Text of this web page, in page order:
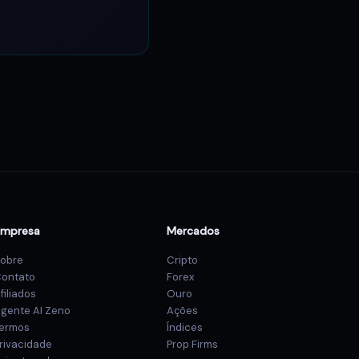
AI Zeno
Mercados
Cripto
Forex
Ouro
Ações
Índices
Prop Firms